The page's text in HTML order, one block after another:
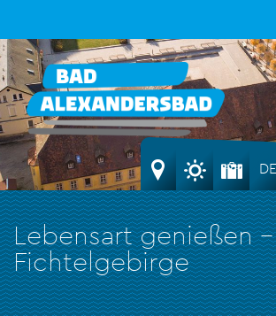
Lebensart genießen
Fichtelgebirge
DE